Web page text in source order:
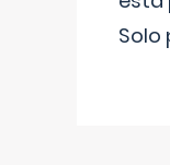
Solo